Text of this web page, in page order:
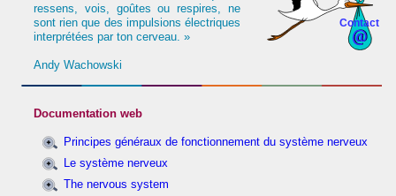
Contact
ressens, vois, goûtes ou respires, ne
sont rien que des impulsions électriques
interprétées par ton cerveau. »
Andy Wachowski
Documentation web
Principes généraux de fonctionnement du système nerveux
Le système nerveux
The nervous system